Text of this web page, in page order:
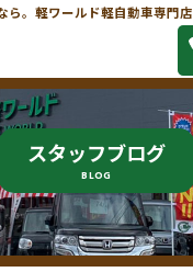
ら。軽ワールド軽自動車専門店
スタッフブログ
BLOG